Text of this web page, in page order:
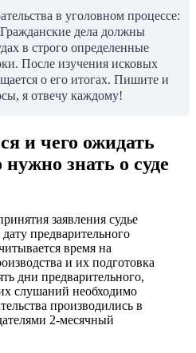
в уголовном процессе:
Гражданские дела должны
в строго определенные
После изучения исковых
о его итогах. Пишите и
я отвечу каждому!
и чего ожидать
знать о суде
заявления судье
дату предварительного
время на
и их подготовка
дни предварительного,
слушаний необходимо
производились в
2-месячный